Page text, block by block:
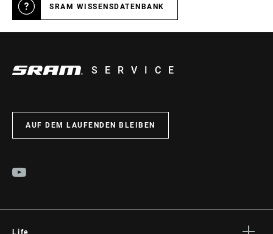
SRAM WISSENSDATENBANK
SERVICE
AUF DEM LAUFENDEN BLEIBEN
Life